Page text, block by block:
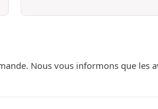
Nous vous informons que les